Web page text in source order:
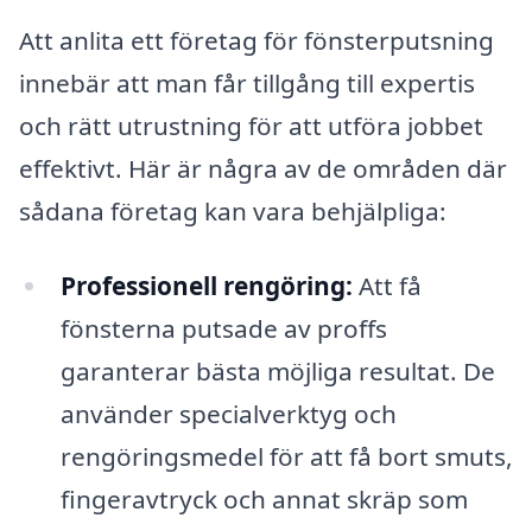
Att anlita ett företag för fönsterputsning
innebär att man får tillgång till expertis
och rätt utrustning för att utföra jobbet
effektivt. Här är några av de områden där
sådana företag kan vara behjälpliga:
Professionell rengöring: Att få
fönsterna putsade av proffs
garanterar bästa möjliga resultat. De
använder specialverktyg och
rengöringsmedel för att få bort smuts,
fingeravtryck och annat skräp som